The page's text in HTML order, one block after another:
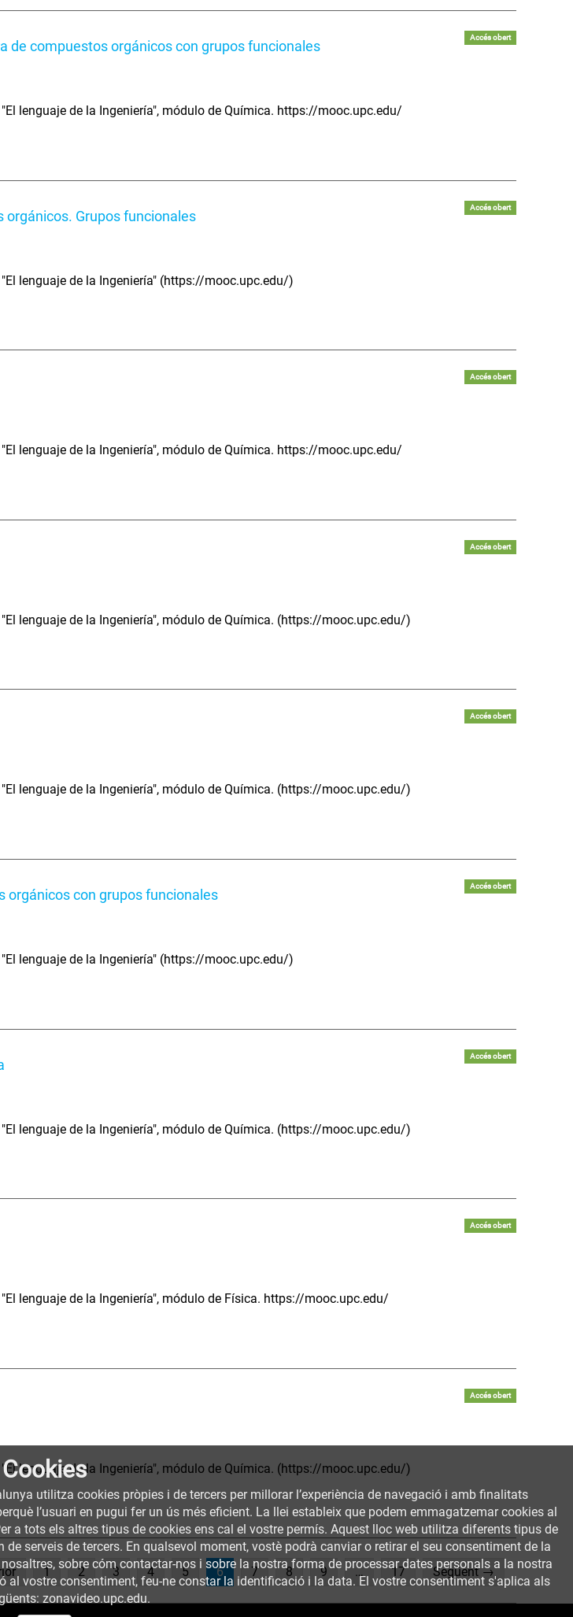
de compuestos orgánicos con grupos funcionales
Accés obert
lenguaje de la Ingeniería", módulo de Química. https://mooc.upc.edu/
Grupos funcionales
Accés obert
lenguaje de la Ingeniería" (https://mooc.upc.edu/)
Accés obert
lenguaje de la Ingeniería", módulo de Química. https://mooc.upc.edu/
Accés obert
lenguaje de la Ingeniería", módulo de Química. (https://mooc.upc.edu/)
Accés obert
lenguaje de la Ingeniería", módulo de Química. (https://mooc.upc.edu/)
orgánicos con grupos funcionales
Accés obert
lenguaje de la Ingeniería" (https://mooc.upc.edu/)
Accés obert
lenguaje de la Ingeniería", módulo de Química. (https://mooc.upc.edu/)
Accés obert
lenguaje de la Ingeniería", módulo de Física. https://mooc.upc.edu/
Accés obert
lenguaje de la Ingeniería", módulo de Química. (https://mooc.upc.edu/)
1 2 3 4 5 6(current)
7 8 9 … 17 Següent →
Cookies
utilitza cookies pròpies i de tercers per millorar l’experiència de navegació i amb finalitats
l’usuari en pugui fer un ús més eficient. La llei estableix que podem emmagatzemar cookies al
tots els altres tipus de cookies ens cal el vostre permís. Aquest lloc web utilitza diferents tipus de
serveis de tercers. En qualsevol moment, vostè podrà canviar o retirar el seu consentiment de la
sobre cóm contactar-nos i sobre la nostra forma de processar dates personals a la nostra
vostre consentiment, feu-ne constar la identificació i la data. El vostre consentiment s'aplica als
zonavideo.upc.edu.